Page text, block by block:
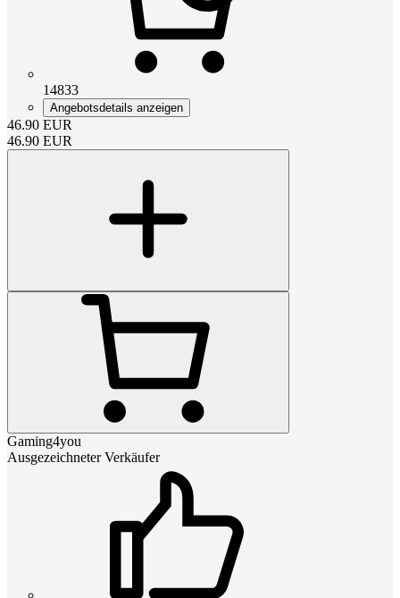
14833
Angebotsdetails anzeigen
46.90 EUR
46.90 EUR
Gaming4you
Ausgezeichneter Verkäufer